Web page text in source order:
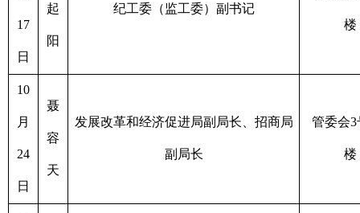
17
日
起
阳
纪工委（监工委）副书记
楼
10
月
24
日
聂
容
天
发展改革和经济促进局副局长、招商局
副局长
管委会3
楼